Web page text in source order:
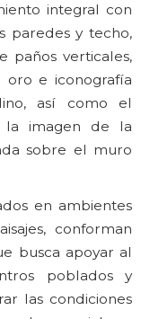
integral con
paredes y techo,
paños verticales,
oro e iconografía
así como el
la imagen de la
sobre el muro
en ambientes
conforman
busca apoyar al
poblados y
las condiciones